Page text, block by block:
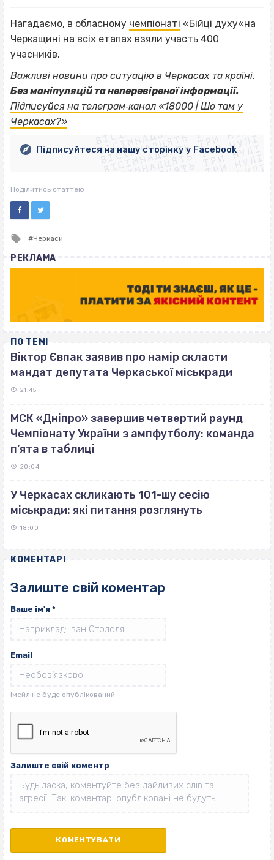
Нагадаємо, в обласному чемпіонаті «Бійці духу«на
Черкащині на всіх етапах взяли участь 400
учасників.
Важливі новини про ситуацію в Черкасах та країні.
Без маніпуляцій та неперевіреної інформації.
Підписуйся на телеграм‐канал «18000 | Шо там у
Черкасах?»
ВІСІМНАДЦЯТЬ ТРИ НУЛІ
ВІСІМНАДЦЯТЬ ТРИ НУЛІ
ВІСІМНАДЦЯТЬ ТРИ НУЛІ
ВІСІМНАДЦЯТЬ ТРИ НУЛІ
ВІСІМНАДЦЯТЬ ТРИ НУЛІ
ВІСІМНАДЦЯТЬ ТРИ НУЛІ
ВІСІМНАДЦЯТЬ ТРИ НУЛІ
ВІСІМНАДЦЯТЬ ТРИ НУЛІ
Підписуйтеся на нашу сторінку у Facebook
Поділитись статтею
Tagged
Черкаси
РЕКЛАМА
ПО ТЕМІ
Віктор Євпак заявив про намір скласти
мандат депутата Черкаської міськради
21:45
МСК «Дніпро» завершив четвертий раунд
Чемпіонату України з ампфутболу: команда
п’ята в таблиці
20:04
У Черкасах скликають 101-шу сесію
міськради: які питання розглянуть
18:00
КОМЕНТАРІ
Залиште свій коментар
Ваше ім'я *
Email
Залиште свій коментр